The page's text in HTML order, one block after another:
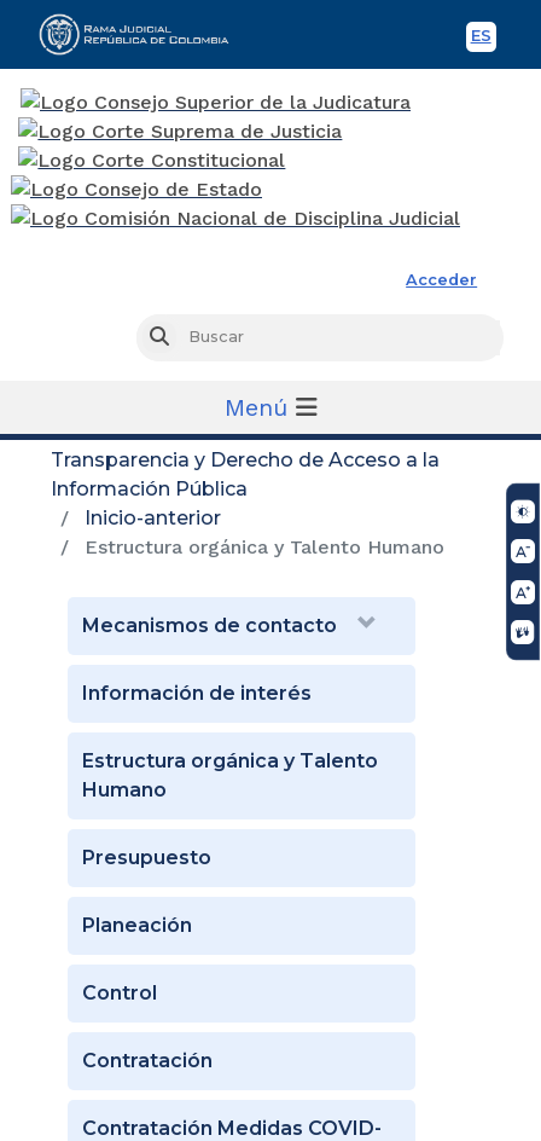
ES
Acceder
Buscar
Menú
Transparencia y Derecho de Acceso a la
Información Pública
Inicio-anterior
Estructura orgánica y Talento Humano
Mecanismos de contacto
Información de interés
Estructura orgánica y Talento
Humano
Presupuesto
Planeación
Control
Contratación
Contratación Medidas COVID-